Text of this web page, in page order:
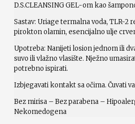
D.S.CLEANSING GEL-om kao
Sastav: Uriage termalna voda, TLR-2
pirokton olamin, esencijalno ulje
Upotreba: Nanijeti losion jednom ili
suvo ili vlažno vlasište. Nježno
potrebno ispirati.
Izbjegavati kontakt sa očima. Čuvati
Bez mirisa – Bez parabena –
Nekomedogena